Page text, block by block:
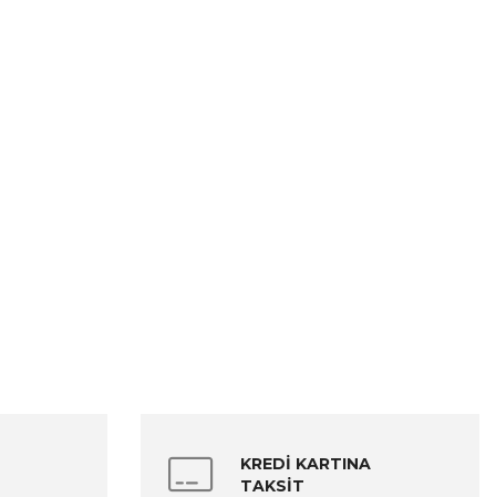
KREDİ KARTINA
TAKSİT